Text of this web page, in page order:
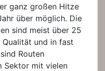
ganz großen Hitze
über möglich. Die
sind meist über 25
und in fast
Routen
Sektor mit vielen